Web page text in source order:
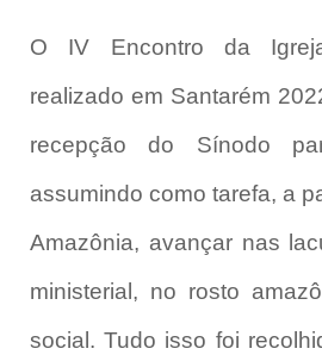
O IV Encontro da
realizado em Santarém
recepção do Sínodo
assumindo como tarefa, a
Amazônia, avançar nas
ministerial, no rosto
social. Tudo isso foi